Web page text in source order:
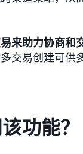
来助力协商和
交易创建可供
功能？